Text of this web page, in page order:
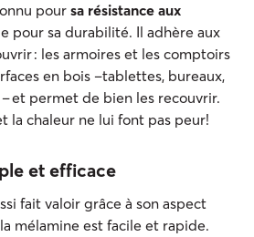
pour sa résistance aux
pour sa durabilité. Il adhère aux
: les armoires et les comptoirs
en bois –tablettes, bureaux,
et permet de bien les recouvrir.
la chaleur ne lui font pas peur!
et efficace
fait valoir grâce à son aspect
mélamine est facile et rapide.